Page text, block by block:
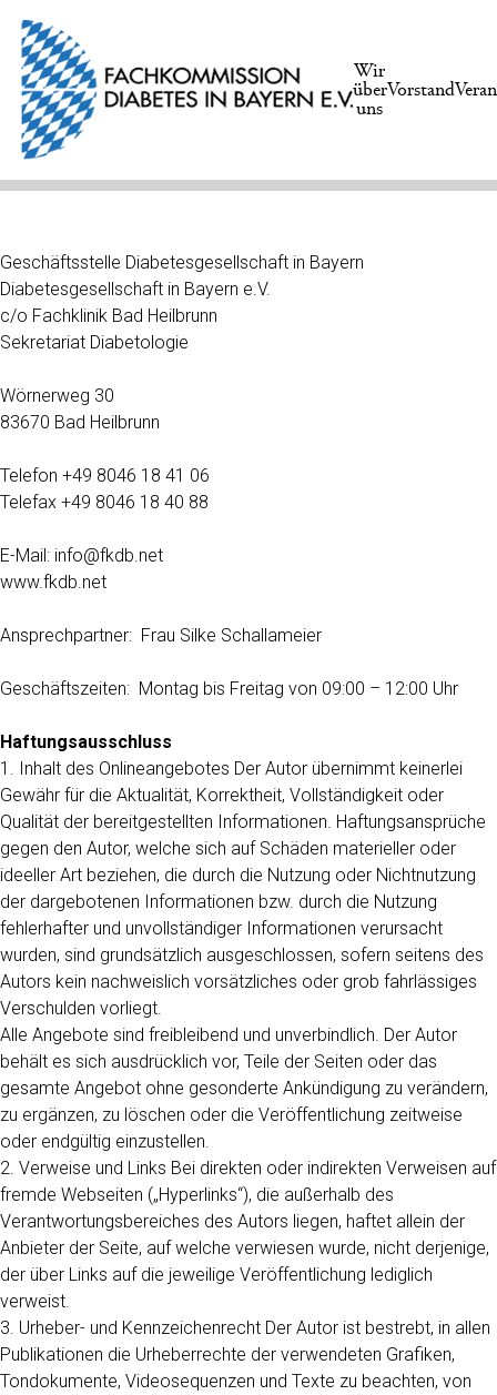
Wir
über
uns
Vorstand
Geschäftsstelle Diabetesgesellschaft in Bayern
Diabetesgesellschaft in Bayern e.V.
c/o Fachklinik Bad Heilbrunn
Sekretariat Diabetologie
Wörnerweg 30
83670 Bad Heilbrunn
Telefon +49 8046 18 41 06
Telefax +49 8046 18 40 88
E-Mail: info@fkdb.net
www.fkdb.net
Ansprechpartner: Frau Silke Schallameier
Geschäftszeiten: Montag bis Freitag von 09:00 – 12:00 Uhr
Haftungsausschluss
1. Inhalt des Onlineangebotes Der Autor übernimmt keinerlei
Gewähr für die Aktualität, Korrektheit, Vollständigkeit oder
Qualität der bereitgestellten Informationen. Haftungsansprüche
gegen den Autor, welche sich auf Schäden materieller oder
ideeller Art beziehen, die durch die Nutzung oder Nichtnutzung
der dargebotenen Informationen bzw. durch die Nutzung
fehlerhafter und unvollständiger Informationen verursacht
wurden, sind grundsätzlich ausgeschlossen, sofern seitens des
Autors kein nachweislich vorsätzliches oder grob fahrlässiges
Verschulden vorliegt.
Alle Angebote sind freibleibend und unverbindlich. Der Autor
behält es sich ausdrücklich vor, Teile der Seiten oder das
gesamte Angebot ohne gesonderte Ankündigung zu verändern,
zu ergänzen, zu löschen oder die Veröffentlichung zeitweise
oder endgültig einzustellen.
2. Verweise und Links Bei direkten oder indirekten Verweisen auf
fremde Webseiten („Hyperlinks“), die außerhalb des
Verantwortungsbereiches des Autors liegen, haftet allein der
Anbieter der Seite, auf welche verwiesen wurde, nicht derjenige,
der über Links auf die jeweilige Veröffentlichung lediglich
verweist.
3. Urheber- und Kennzeichenrecht Der Autor ist bestrebt, in allen
Publikationen die Urheberrechte der verwendeten Grafiken,
Tondokumente, Videosequenzen und Texte zu beachten, von